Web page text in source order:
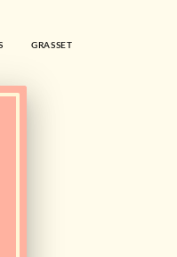
GRASSET